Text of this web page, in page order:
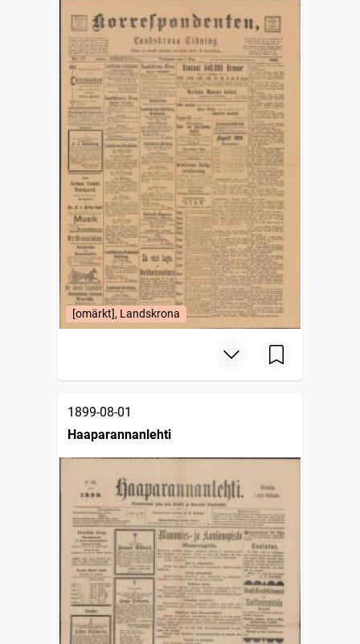
[omärkt], Landskrona
1899-08-01
Haaparannanlehti